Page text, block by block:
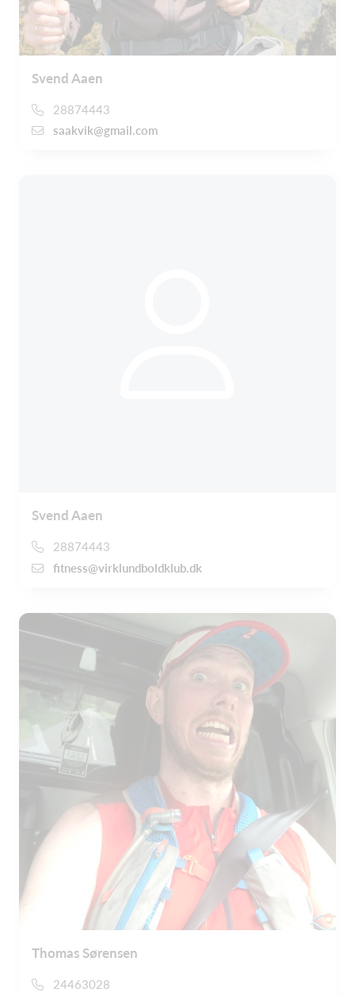
Svend Aaen
28874443
saakvik@gmail.com
Svend Aaen
28874443
fitness@virklundboldklub.dk
Thomas Sørensen
24463028